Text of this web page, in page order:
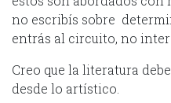
no escribís sobre
entrás al circuito, no
Creo que la literatura
desde lo artístico.